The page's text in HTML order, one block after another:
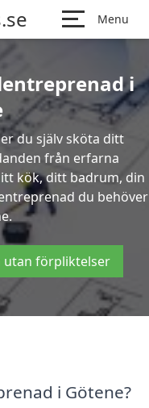
Menu
i
du själv sköta ditt
från erfarna
kök, ditt badrum, din
du behöver
utan förpliktelser
i Götene?